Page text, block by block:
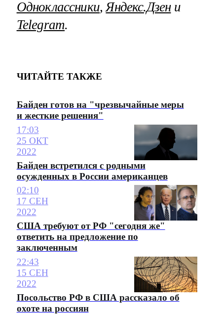
Одноклассники,Яндекс.Дзени
Telegram.
ЧИТАЙТЕ ТАКЖЕ
Байден готов на "чрезвычайные меры
и жесткие решения"
17:03
25 ОКТ
2022
Байден встретился с родными
осужденных в России американцев
02:10
17 СЕН
2022
США требуют от РФ "сегодня же"
ответить на предложение по
заключенным
22:43
15 СЕН
2022
Посольство РФ в США рассказало об
охоте на россиян